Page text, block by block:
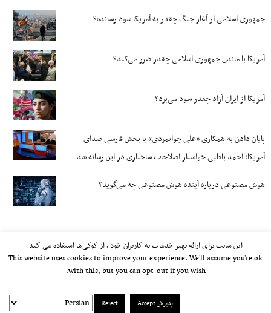
جمهوری اسلامی از آغاز جنگ چقدر به آمریکا سود رسانده؟
آمریکا با ماندن جمهوری اسلامی چقدر ضرر می‌کند؟
آمریکا از ایران آزاد چقدر سود می‌برد؟
پایان دادن به همکاری «علی جوانمردی» با بخش فارسی صدای
آمریکا؛ احمد باطبی خواستار اصلاحات ساختاری در این رسانه شد
هوش مصنوعی درباره آینده هوش مصنوعی چه می‌گوید؟
kayhan.london 2000-2026© خط مشی استفاده مجاز از وب‌سایت
این سایت برای ارائه بهتر خدمات به کاربران خود ، از کوکی‌ها استفاده می کند
This website uses cookies to improve your experience. We'll assume you're ok
with this, but you can opt-out if you wish.
پذیرش Accept Reject